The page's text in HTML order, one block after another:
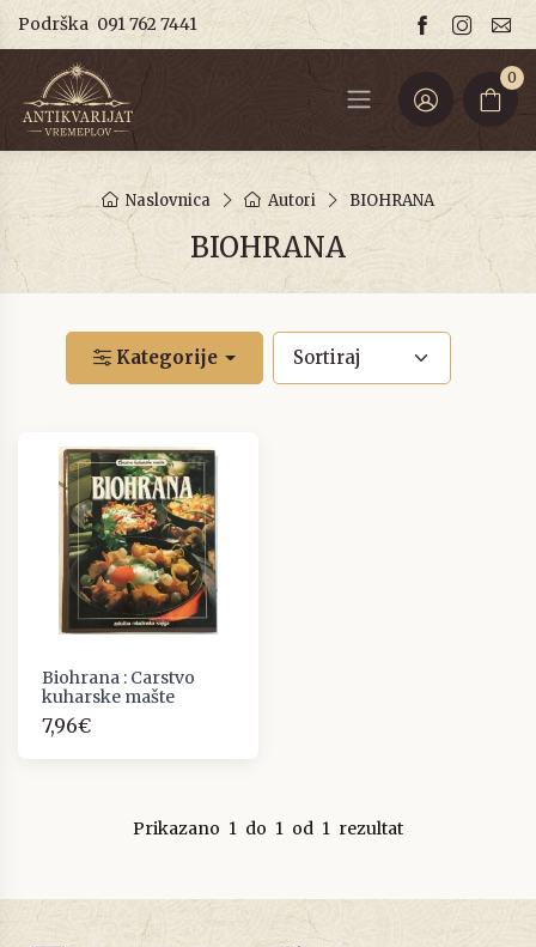
Podrška 091 762 7441
0
Naslovnica Autori BIOHRANA
BIOHRANA
Kategorije
Biohrana : Carstvo
kuharske mašte
7,96€
Prikazano 1 do 1 od 1 rezultat